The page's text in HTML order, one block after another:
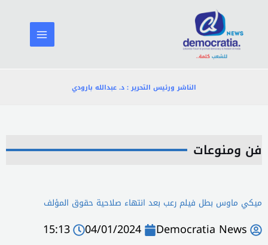
المحتوى
الناشر ورئيس التحرير : د. عبدالله بارودي
فن ومنوعات
ميكي ماوس بطل فيلم رعب بعد انتهاء صلاحية حقوق المؤلف
Democratia News
04/01/2024
15:13